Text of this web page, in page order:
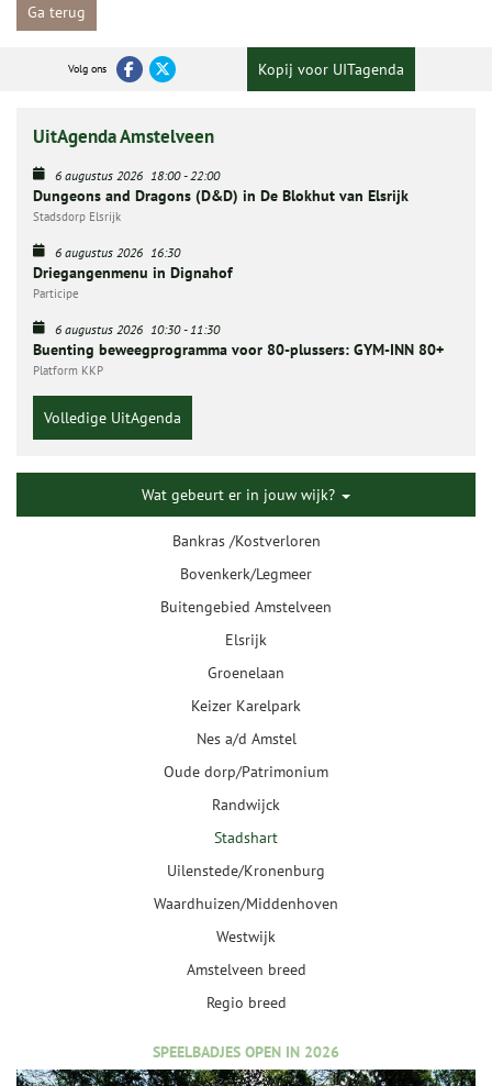
Ga terug
Volg ons Kopij voor UITagenda
UitAgenda Amstelveen
6 augustus 2026 18:00-22:00
Dungeons and Dragons (D&D) in De Blokhut van Elsrijk
Stadsdorp Elsrijk
6 augustus 2026 16:30
Driegangenmenu in Dignahof
Participe
6 augustus 2026 10:30-11:30
Buenting beweegprogramma voor 80-plussers: GYM-INN 80+
Platform KKP
Volledige UitAgenda
Wat gebeurt er in jouw wijk?
Bankras /Kostverloren
Bovenkerk/Legmeer
Buitengebied Amstelveen
Elsrijk
Groenelaan
Keizer Karelpark
Nes a/d Amstel
Oude dorp/Patrimonium
Randwijck
Stadshart
Uilenstede/Kronenburg
Waardhuizen/Middenhoven
Westwijk
Amstelveen breed
Regio breed
SPEELBADJES OPEN IN 2026